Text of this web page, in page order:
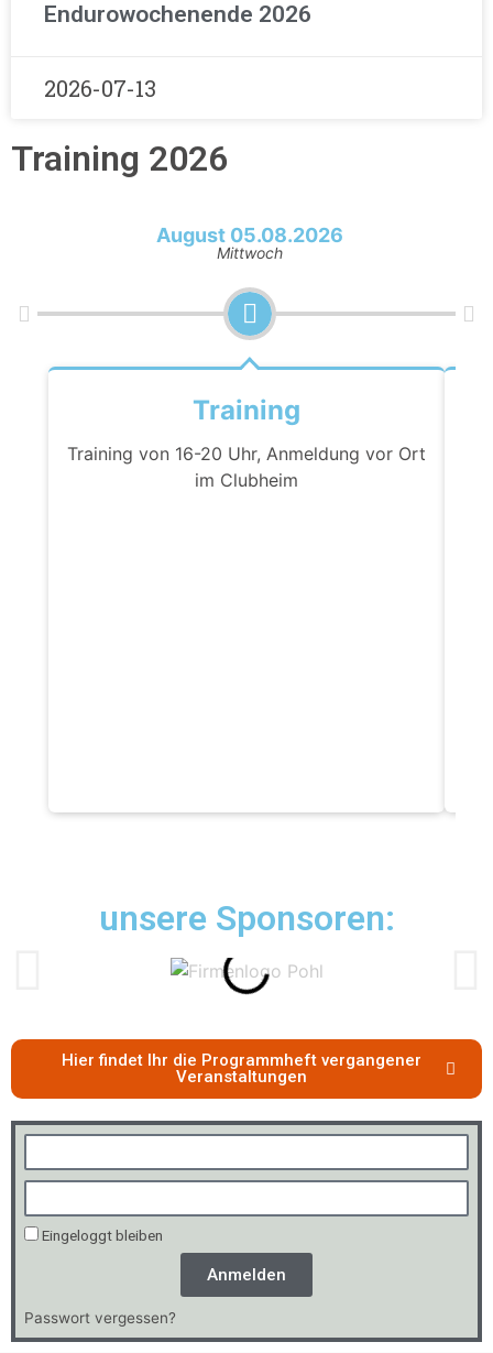
Endurowochenende 2026
2026-07-13
Training 2026
August 05.08.2026
Mittwoch
Training
Training von 16-20 Uhr, Anmeldung vor Ort
im Clubheim
unsere Sponsoren:
Hier findet Ihr die Programmheft vergangener
Veranstaltungen
Eingeloggt bleiben
Anmelden
Passwort vergessen?